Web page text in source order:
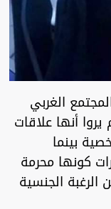
الغربي
أنها علاقات
بينما
كونها محرمة
الرغبة الجنسية